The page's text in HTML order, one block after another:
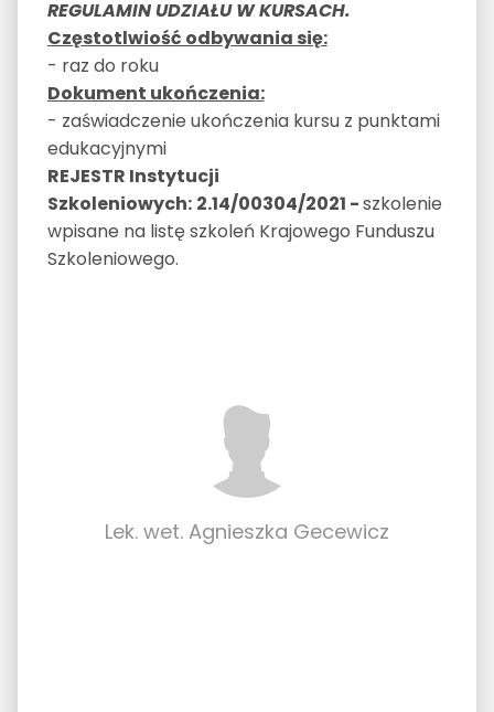
REGULAMIN UDZIAŁU W KURSACH.
Częstotlwiość odbywania się:
- raz do roku
Dokument ukończenia:
- zaświadczenie ukończenia kursu z punktami
edukacyjnymi
REJESTR Instytucji
Szkoleniowych: 2.14/00304/2021 -szkolenie
wpisane na listę szkoleń Krajowego Funduszu
Szkoleniowego.
Lek. wet. Agnieszka Gecewicz